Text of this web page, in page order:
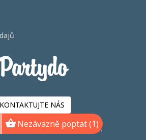
Nezávazně poptat (1)
KONTAKTUJTE NÁS
s.r.o. Všechna práva vyhrazena.